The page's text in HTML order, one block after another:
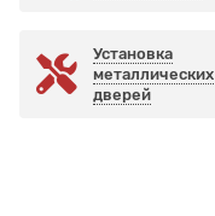
Установка
металлических
дверей